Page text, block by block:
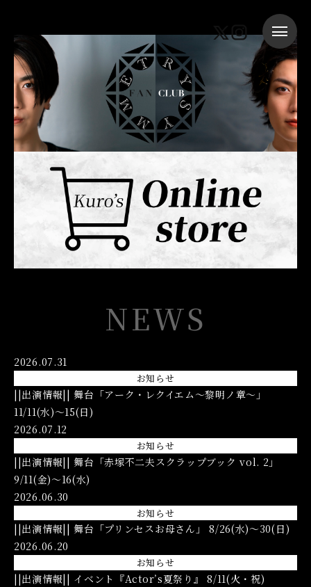
NEWS
2026.07.31
お知らせ
||出演情報|| 舞台「アーク・レクイエム〜黎明ノ章〜」
11/11(水)〜15(日)
2026.07.12
お知らせ
||出演情報|| 舞台「赤塚不二夫スクラップブック vol. 2」
9/11(金)〜16(水)
2026.06.30
お知らせ
||出演情報|| 舞台「プリンセスお母さん」 8/26(水)〜30(日)
2026.06.20
お知らせ
||出演情報|| イベント『Actor’s夏祭り』 8/11(火・祝)